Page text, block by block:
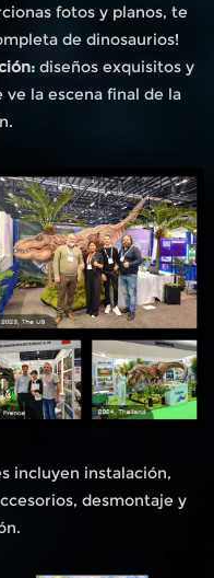
fotos y planos, te
de dinosaurios!
diseños exquisitos y
la escena final de la
incluyen instalación,
desmontaje y